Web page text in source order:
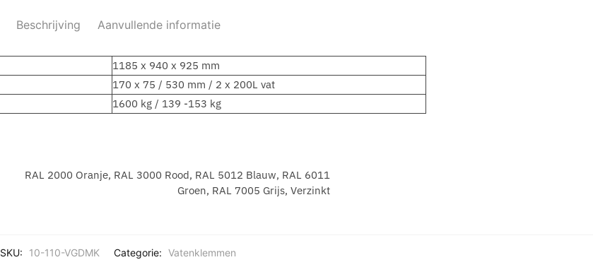
Beschrijving Aanvullende informatie
1185 x 940 x 925 mm
170 x 75 / 530 mm / 2 x 200L vat
1600 kg / 139 -153 kg
RAL 2000 Oranje, RAL 3000 Rood, RAL 5012 Blauw, RAL 6011
Groen, RAL 7005 Grijs, Verzinkt
SKU: 10-110-VGDMK Categorie: Vatenklemmen